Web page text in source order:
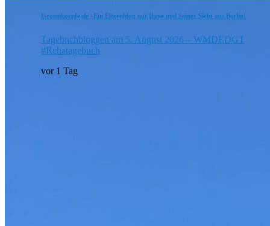
Grossekoepfe.de | Ein Elternblog mit Ihrer und Seiner Sicht aus Berlin!
Tagebuchbloggen am 5. August 2026 – WMDEDGT
#Rehatagebuch
vor 1 Tag